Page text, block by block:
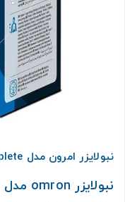
نبولایزر امرون مدل A3 Complete
نبولایزر omron مدل a3